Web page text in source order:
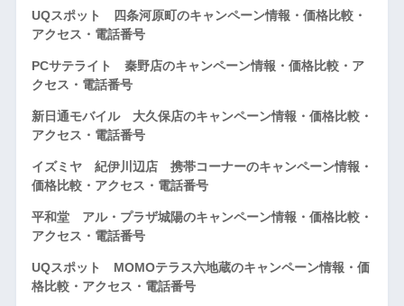
UQスポット 四条河原町のキャンペーン情報・価格比較・
アクセス・電話番号
PCサテライト 秦野店のキャンペーン情報・価格比較・ア
クセス・電話番号
新日通モバイル 大久保店のキャンペーン情報・価格比較・
アクセス・電話番号
イズミヤ 紀伊川辺店 携帯コーナーのキャンペーン情報・
価格比較・アクセス・電話番号
平和堂 アル・プラザ城陽のキャンペーン情報・価格比較・
アクセス・電話番号
UQスポット MOMOテラス六地蔵のキャンペーン情報・価
格比較・アクセス・電話番号